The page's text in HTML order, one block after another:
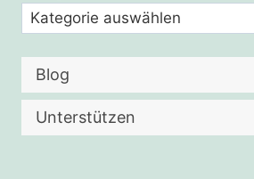
Blog
Unterstützen